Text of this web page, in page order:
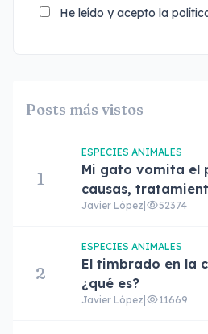
He leído y acepto la
Posts más vistos
1
ESPECIES ANIMALES
Mi gato vomita el
causas,
preocuparse
Javier López 52374
2
ESPECIES ANIMALES
El timbrado en la
¿qué es?
Javier López 11669